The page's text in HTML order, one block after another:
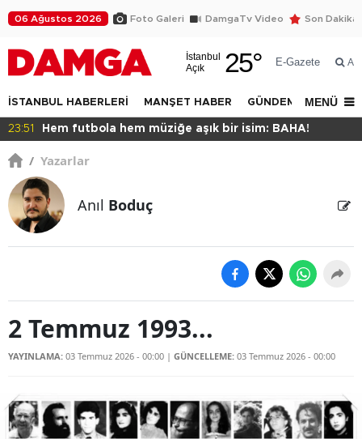
06 Ağustos 2026 Foto Galeri DamgaTv Video Son Dakika
İstanbul
Açık
25° E-Gazete Ara
İSTANBUL HABERLERİ MANŞET HABER GÜNDEM DÜNYA
MENÜ
isim: BAHA! 22:47 İstanbul halkı yeşil istiyor!
/ Yazarlar
Anıl Boduç
2 Temmuz 1993...
YAYINLAMA: 03 Temmuz 2026 - 00:00 | GÜNCELLEME: 03 Temmuz 2026 - 00:00